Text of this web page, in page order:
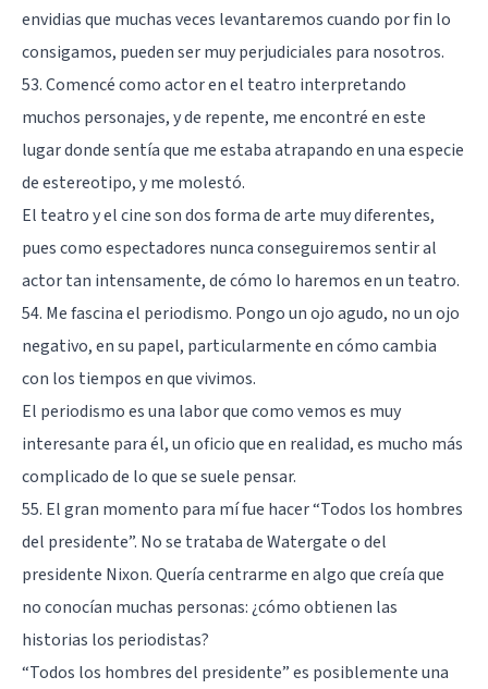
envidias que muchas veces levantaremos cuando por fin lo
consigamos, pueden ser muy perjudiciales para nosotros.
53. Comencé como actor en el teatro interpretando
muchos personajes, y de repente, me encontré en este
lugar donde sentía que me estaba atrapando en una especie
de estereotipo, y me molestó.
El teatro y el cine son dos forma de arte muy diferentes,
pues como espectadores nunca conseguiremos sentir al
actor tan intensamente, de cómo lo haremos en un teatro.
54. Me fascina el periodismo. Pongo un ojo agudo, no un ojo
negativo, en su papel, particularmente en cómo cambia
con los tiempos en que vivimos.
El periodismo es una labor que como vemos es muy
interesante para él, un oficio que en realidad, es mucho más
complicado de lo que se suele pensar.
55. El gran momento para mí fue hacer “Todos los hombres
del presidente”. No se trataba de Watergate o del
presidente Nixon. Quería centrarme en algo que creía que
no conocían muchas personas: ¿cómo obtienen las
historias los periodistas?
“Todos los hombres del presidente” es posiblemente una